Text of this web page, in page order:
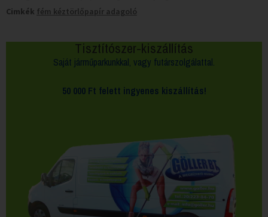
Cimkék fém kéztörlőpapír adagoló
Tisztítószer-kiszállítás
Saját járműparkunkkal, vagy futárszolgálattal.
50 000 Ft felett ingyenes kiszállítás!